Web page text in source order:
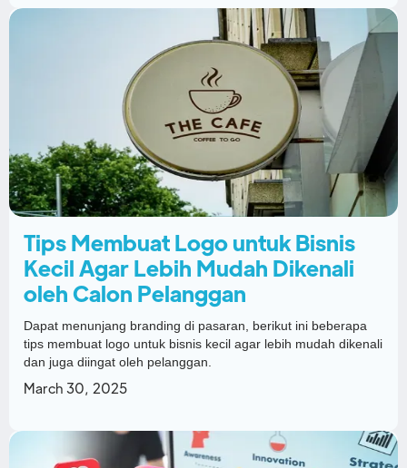
Tips Membuat Logo untuk Bisnis
Kecil Agar Lebih Mudah Dikenali
oleh Calon Pelanggan
Dapat menunjang branding di pasaran, berikut ini beberapa
tips membuat logo untuk bisnis kecil agar lebih mudah dikenali
dan juga diingat oleh pelanggan.
March 30, 2025